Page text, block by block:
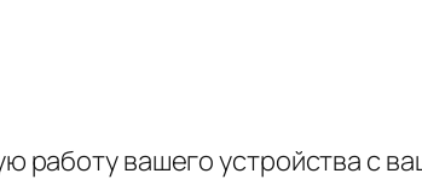
вашего устройства с